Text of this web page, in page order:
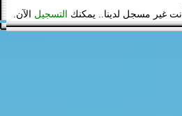
أنت غير مسجل لدينا.. يمكنك التسجيل الآن.